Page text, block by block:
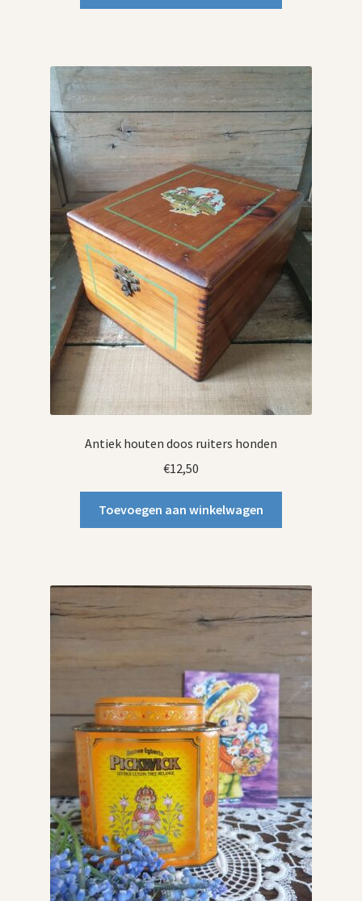
Antiek houten doos ruiters honden
€12,50
Toevoegen aan winkelwagen